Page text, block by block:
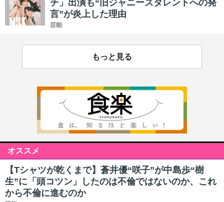
チ」出演も“旧ジャニーズタレントへの発
言”が炎上した理由
芸能
もっと見る
オススメ
【Tシャツが乾くまで】蒼井優“咲子”が中島歩“樹
生”に「頭コツン」したのは不倫ではないのか、これ
から不倫に進むのか